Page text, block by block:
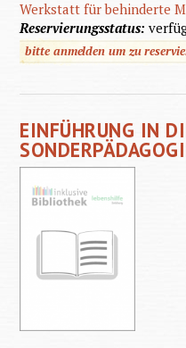
Werkstatt für behinderte
Reservierungsstatus:
bitte anmelden um zu
EINFÜHRUNG IN